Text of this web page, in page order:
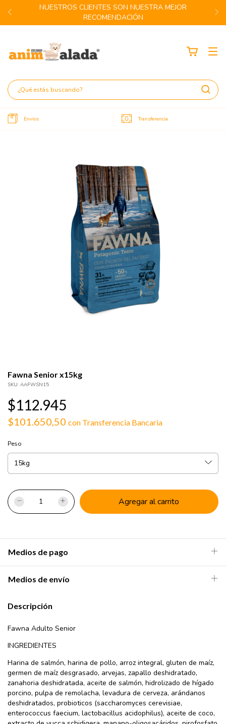
NUESTROS CLIENTES SON NUESTRA MEJOR
RECOMENDACIÓN
Envios Transferencia
Fawna Senior x15kg
SKU: AAFWSN15
$112.945
$101.650,50 con Transferencia Bancaria
Peso
Medios de pago
Medios de envío
Descripción
Fawna Adulto Senior
INGREDIENTES
Harina de salmón, harina de pollo, arroz integral, gluten de maíz,
germen de maíz desgrasado, arvejas, zapallo deshidratado,
zanahoria deshidratada, aceite de salmón, hidrolizado de hígado
porcino, pulpa de remolacha, levadura de cerveza, arándanos
deshidratados, probioticos (saccharomyces cerevisiae,
enterococcus faecium, lactobacillus acidophilus), aceite de coco,